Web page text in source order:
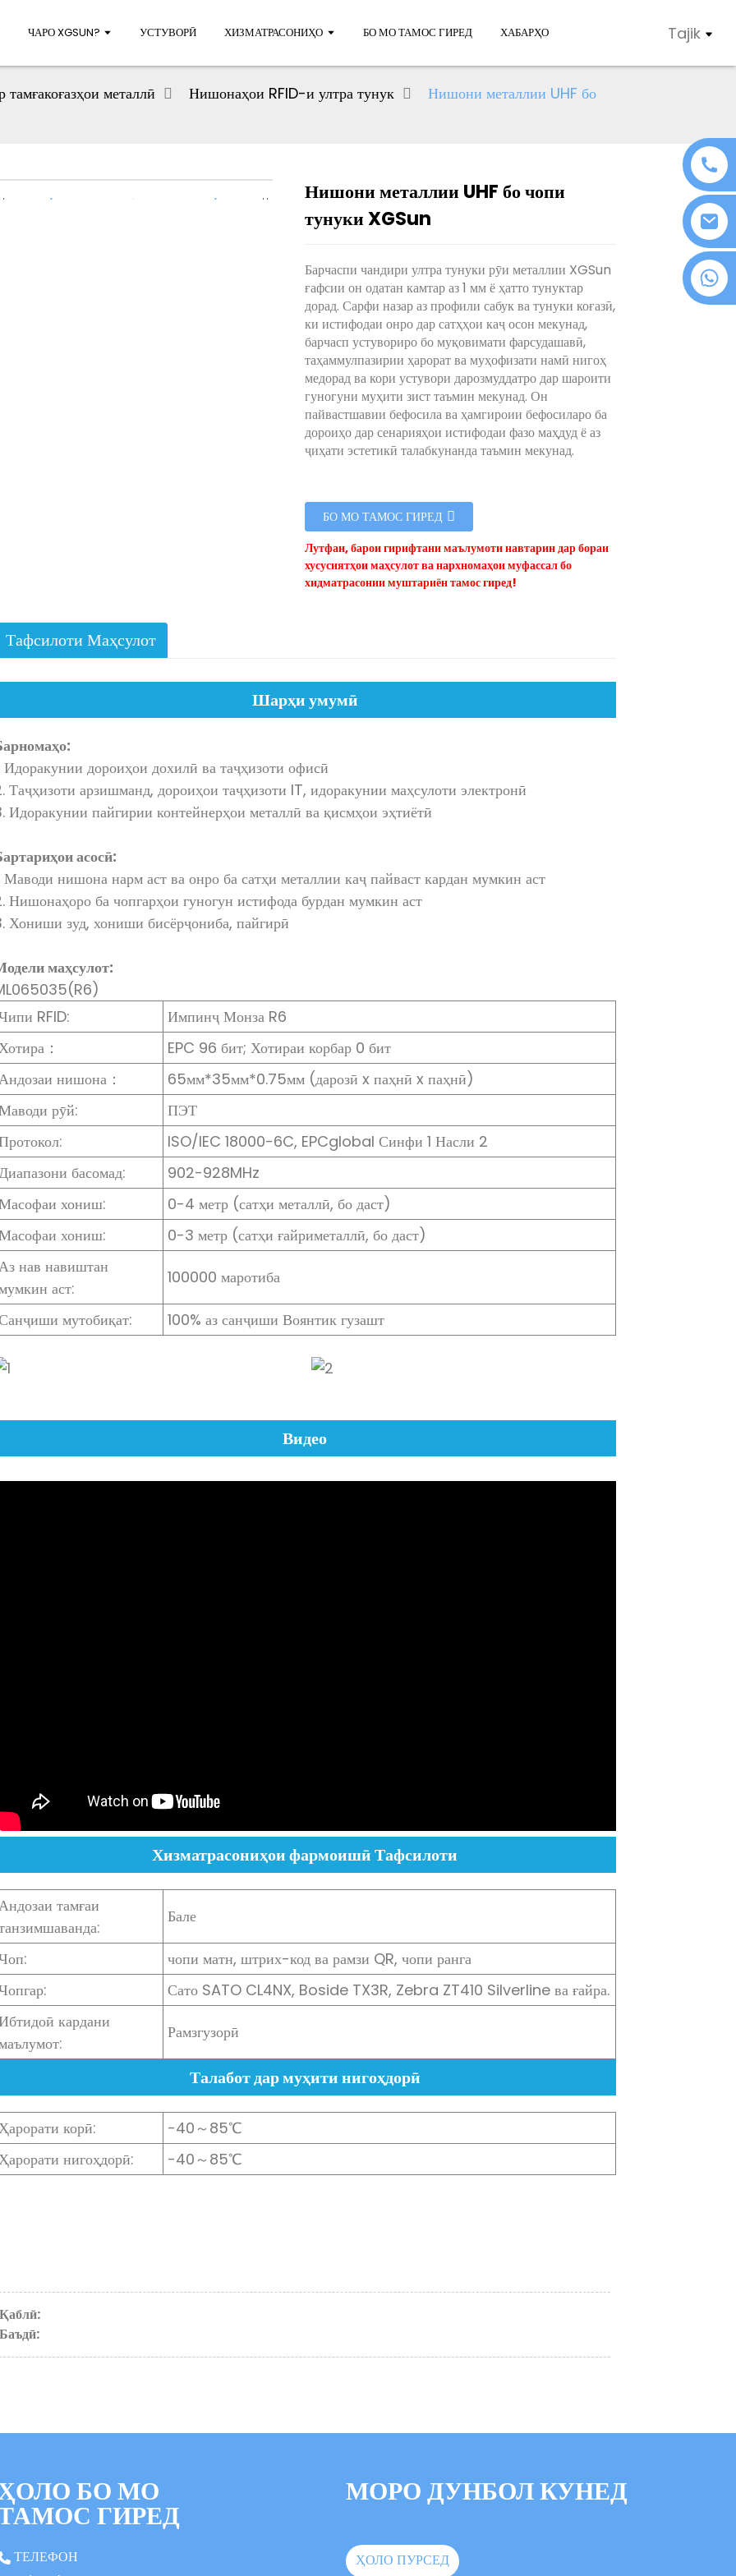
ЧАРО XGSUN? УСТУВОРӢ ХИЗМАТРАСОНИҲО БО МО ТАМОС ГИРЕД ХАБАРҲО Tajik
+86 18076372139
тамғакоғазҳои металлӣ Нишонаҳои RFID-и ултра тунук
Нишони металлии UHF бо
Нишони металлии UHF бо чопи
тунуки XGSun
Барчаспи чандири ултра тунуки рӯи металлии XGSun
ғафсии он одатан камтар аз 1 мм ё ҳатто тунуктар
дорад. Сарфи назар аз профили сабук ва тунуки коғазӣ,
ки истифодаи онро дар сатҳҳои каҷ осон мекунад,
барчасп устувориро бо муқовимати фарсудашавӣ,
таҳаммулпазирии ҳарорат ва муҳофизати намӣ нигоҳ
медорад ва кори устувори дарозмуддатро дар шароити
гуногуни муҳити зист таъмин мекунад. Он
пайвастшавии бефосила ва ҳамгироии бефосиларо ба
дороиҳо дар сенарияҳои истифодаи фазо маҳдуд ё аз
ҷиҳати эстетикӣ талабкунанда таъмин мекунад.
БО МО ТАМОС ГИРЕД
Лутфан, барои гирифтани маълумоти навтарин дар бораи
хусусиятҳои маҳсулот ва нархномаҳои муфассал бо
хидматрасонии муштариён тамос гиред!
Тафсилоти Маҳсулот
Шарҳи умумӣ
Идоракунии дороиҳои дохилӣ ва таҷҳизоти офисӣ
Таҷҳизоти арзишманд, дороиҳои таҷҳизоти IT, идоракунии маҳсулоти электронӣ
Идоракунии пайгирии контейнерҳои металлӣ ва қисмҳои эҳтиётӣ
асосӣ:
Маводи нишона нарм аст ва онро ба сатҳи металлии каҷ пайваст кардан мумкин аст
Нишонаҳоро ба чопгарҳои гуногун истифода бурдан мумкин аст
Хониши зуд, хониши бисёрҷониба, пайгирӣ
маҳсулот:
RFID:
Импинҷ Монза R6
：
EPC 96 бит; Хотираи корбар 0 бит
нишона：
65мм*35мм*0.75мм (дарозӣ x паҳнӣ x паҳнӣ)
рӯй:
ПЭТ
ISO/IEC 18000-6C, EPCglobal Синфи 1 Насли 2
басомад:
902-928MHz
хониш:
0-4 метр (сатҳи металлӣ, бо даст)
хониш:
0-3 метр (сатҳи ғайриметаллӣ, бо даст)
нав навиштан
аст:
100000 маротиба
мутобиқат: 100% аз санҷиши Воянтик гузашт
Видео
Хизматрасониҳои фармоишӣ Тафсилоти
тамғаи
Бале
чопи матн, штрих-код ва рамзи QR, чопи ранга
Сато SATO CL4NX, Boside TX3R, Zebra ZT410 Silverline ва ғайра.
кардани
Рамзгузорӣ
Талабот дар муҳити нигоҳдорӣ
корӣ:
-40～85℃
нигоҳдорӣ:
-40～85℃
Қаблӣ:
Баъдӣ:
БО МО
ГИРЕД
ТЕЛЕФОН
МОРО ДУНБОЛ КУНЕД
ҲОЛО ПУРСЕД